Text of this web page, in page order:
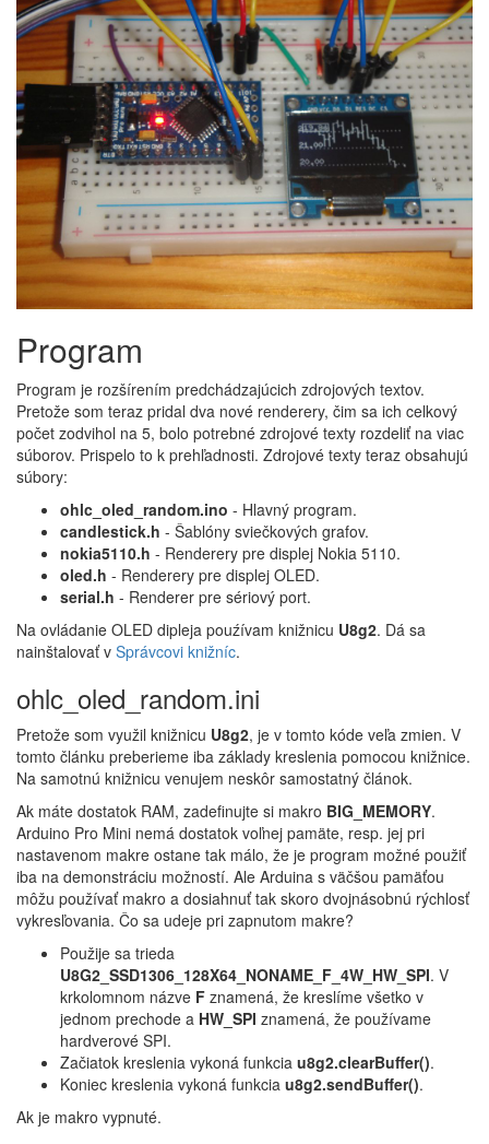
Program
Program je rozšírením predchádzajúcich zdrojových textov.
Pretože som teraz pridal dva nové renderery, čim sa ich celkový
počet zodvihol na 5, bolo potrebné zdrojové texty rozdeliť na viac
súborov. Prispelo to k prehľadnosti. Zdrojové texty teraz obsahujú
súbory:
ohlc_oled_random.ino - Hlavný program.
candlestick.h - Šablóny sviečkových grafov.
nokia5110.h - Renderery pre displej Nokia 5110.
oled.h - Renderery pre displej OLED.
serial.h - Renderer pre sériový port.
Na ovládanie OLED dipleja pouźívam knižnicu U8g2. Dá sa
nainštalovať v Správcovi knižníc.
ohlc_oled_random.ini
Pretože som využil knižnicu U8g2, je v tomto kóde veľa zmien. V
tomto článku preberieme iba základy kreslenia pomocou knižnice.
Na samotnú knižnicu venujem neskôr samostatný článok.
Ak máte dostatok RAM, zadefinujte si makro BIG_MEMORY.
Arduino Pro Mini nemá dostatok voľnej pamäte, resp. jej pri
nastavenom makre ostane tak málo, že je program možné použiť
iba na demonstráciu možností. Ale Arduina s väčšou pamäťou
môžu používať makro a dosiahnuť tak skoro dvojnásobnú rýchlosť
vykresľovania. Čo sa udeje pri zapnutom makre?
Použije sa trieda
U8G2_SSD1306_128X64_NONAME_F_4W_HW_SPI. V
krkolomnom názve F znamená, že kreslíme všetko v
jednom prechode a HW_SPI znamená, že používame
hardverové SPI.
Začiatok kreslenia vykoná funkcia u8g2.clearBuffer().
Koniec kreslenia vykoná funkcia u8g2.sendBuffer().
Ak je makro vypnuté.